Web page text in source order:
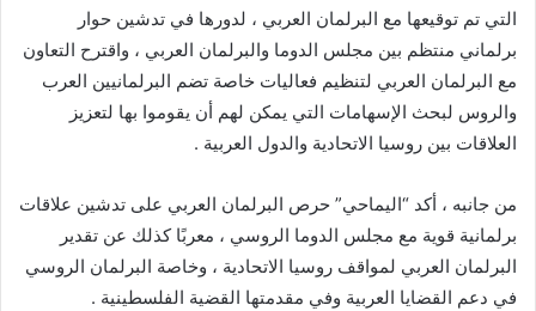
التي تم توقيعها مع البرلمان العربي ، لدورها في تدشين حوار
برلماني منتظم بين مجلس الدوما والبرلمان العربي ، واقترح التعاون
مع البرلمان العربي لتنظيم فعاليات خاصة تضم البرلمانيين العرب
والروس لبحث الإسهامات التي يمكن لهم أن يقوموا بها لتعزيز
العلاقات بين روسيا الاتحادية والدول العربية .
من جانبه ، أكد “اليماحي” حرص البرلمان العربي على تدشين علاقات
برلمانية قوية مع مجلس الدوما الروسي ، معربًا كذلك عن تقدير
البرلمان العربي لمواقف روسيا الاتحادية ، وخاصة البرلمان الروسي
في دعم القضايا العربية وفي مقدمتها القضية الفلسطينية .